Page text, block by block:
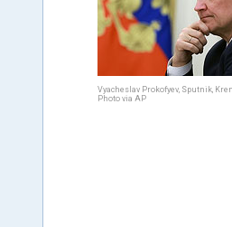
Vyacheslav Prokofyev, Sputnik,
Photo via AP